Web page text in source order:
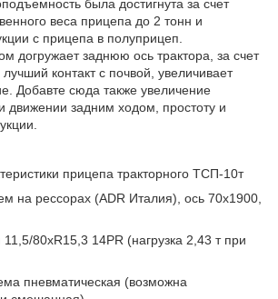
была достигнута за счет
веса прицепа до 2 тонн и
с прицепа в полуприцеп.
догружает заднюю ось трактора, за счет
контакт с почвой, увеличивает
Добавте сюда также увеличение
движении задним ходом, простоту и
прицепа тракторного ТСП-10т
на рессорах (ADR Италия), ось 70х1900,
80хR15,3 14PR (нагрузка 2,43 т при
пневматическая (возможна